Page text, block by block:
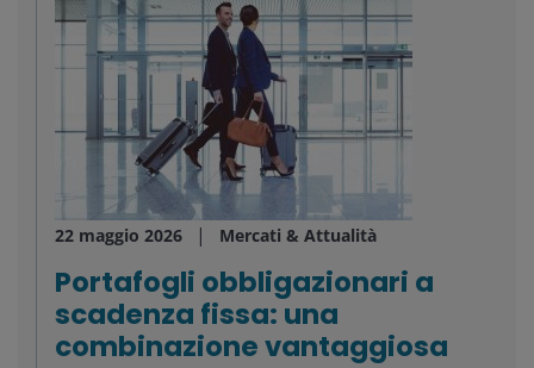
22 maggio 2026 Mercati & Attualità
Portafogli obbligazionari a
scadenza fissa: una
combinazione vantaggiosa